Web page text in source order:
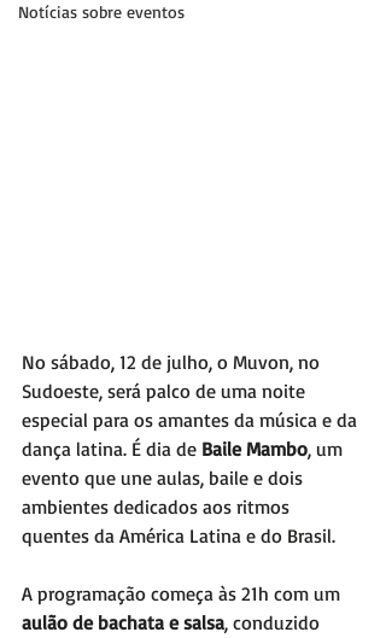
Notícias sobre eventos
No sábado, 12 de julho, o Muvon, no
Sudoeste, será palco de uma noite
especial para os amantes da música e da
dança latina. É dia de Baile Mambo, um
evento que une aulas, baile e dois
ambientes dedicados aos ritmos
quentes da América Latina e do Brasil.
A programação começa às 21h com um
aulão de bachata e salsa, conduzido